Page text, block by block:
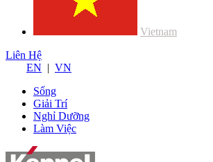
Vietnam
Liên Hệ
EN | VN
Sống
Giải Trí
Nghỉ Dưỡng
Làm Việc